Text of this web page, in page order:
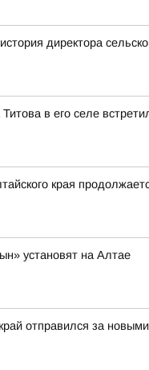
директора
в его селе
края
установят на Алтае
отправился за